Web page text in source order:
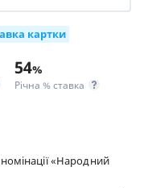
картки
54%
Річна % ставка
«Народний